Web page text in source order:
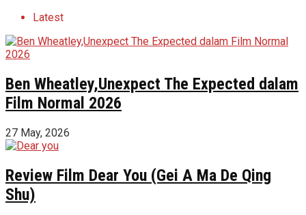
Latest
Ben Wheatley,Unexpect The Expected dalam
Film Normal 2026
27 May, 2026
Review Film Dear You (Gei A Ma De Qing
Shu)